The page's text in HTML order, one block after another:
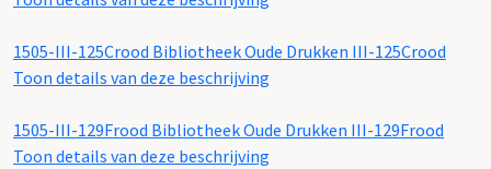
1505-III-125Crood Bibliotheek Oude Drukken III-125Crood
Toon details van deze beschrijving
1505-III-129Frood Bibliotheek Oude Drukken III-129Frood
Toon details van deze beschrijving